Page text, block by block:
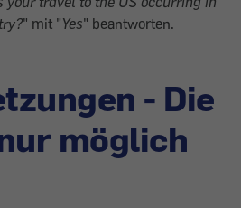
" mit "Yes" beantworten.
- Die
möglich